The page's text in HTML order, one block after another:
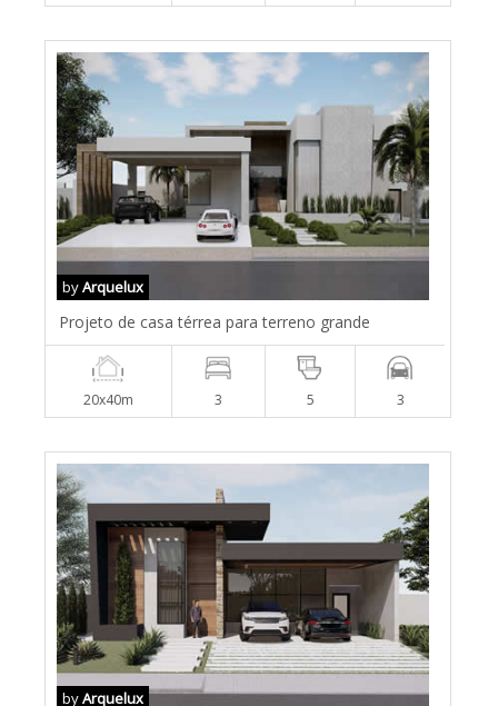
byArquelux
Projeto de casa térrea para terreno grande
20x40m 3 5 3
byArquelux